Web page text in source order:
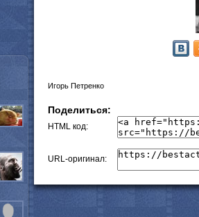
Игорь Петренко
Поделиться:
HTML код:
URL-оригинал: